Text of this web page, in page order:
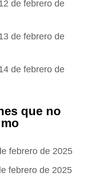
de febrero de
de febrero de
de febrero de
que no
febrero de 2025
febrero de 2025